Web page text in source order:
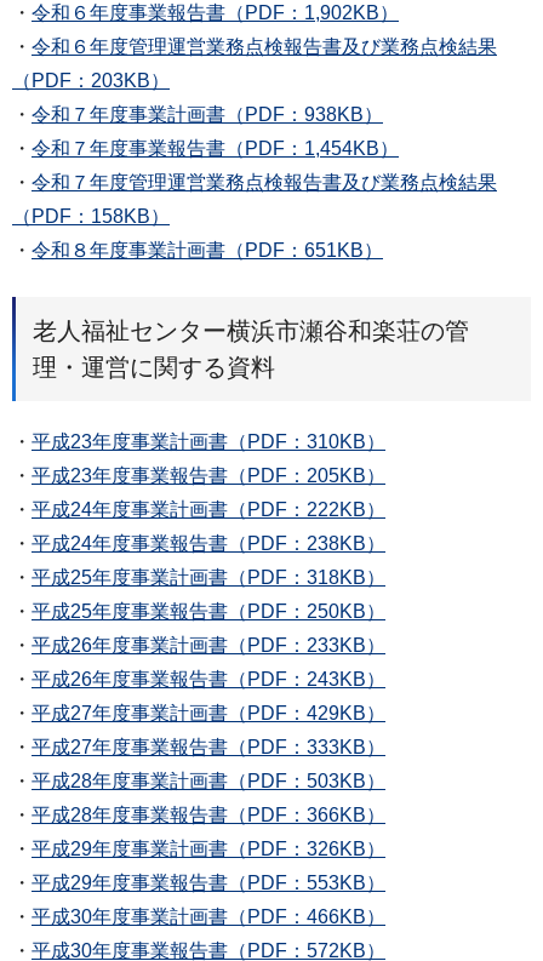
・ 令和６年度事業報告書（PDF：1,902KB）
・ 令和６年度管理運営業務点検報告書及び業務点検結果
（PDF：203KB）
・ 令和７年度事業計画書（PDF：938KB）
・ 令和７年度事業報告書（PDF：1,454KB）
・ 令和７年度管理運営業務点検報告書及び業務点検結果
（PDF：158KB）
・ 令和８年度事業計画書（PDF：651KB）
老人福祉センター横浜市瀬谷和楽荘の管
理・運営に関する資料
・ 平成23年度事業計画書（PDF：310KB）
・ 平成23年度事業報告書（PDF：205KB）
・ 平成24年度事業計画書（PDF：222KB）
・ 平成24年度事業報告書（PDF：238KB）
・ 平成25年度事業計画書（PDF：318KB）
・ 平成25年度事業報告書（PDF：250KB）
・ 平成26年度事業計画書（PDF：233KB）
・ 平成26年度事業報告書（PDF：243KB）
・ 平成27年度事業計画書（PDF：429KB）
・ 平成27年度事業報告書（PDF：333KB）
・ 平成28年度事業計画書（PDF：503KB）
・ 平成28年度事業報告書（PDF：366KB）
・ 平成29年度事業計画書（PDF：326KB）
・ 平成29年度事業報告書（PDF：553KB）
・ 平成30年度事業計画書（PDF：466KB）
・ 平成30年度事業報告書（PDF：572KB）